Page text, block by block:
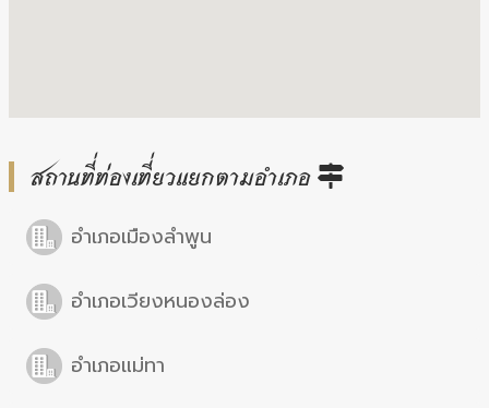
สถานที่ท่องเที่ยวแยกตามอำเภอ
อำเภอเมืองลำพูน
อำเภอเวียงหนองล่อง
อำเภอแม่ทา